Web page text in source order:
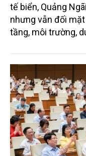
tế biển, Quảng
nhưng vẫn đối
tầng, môi trường,
đặt mục tiêu đưa
vững, trở thành
trưởng của tỉnh
2045.